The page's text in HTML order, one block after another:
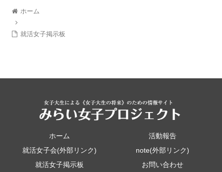
ホーム
就活女子掲示板
ホーム
活動報告
就活女子会(外部リンク)
note(外部リンク)
就活女子掲示板
お問い合わせ